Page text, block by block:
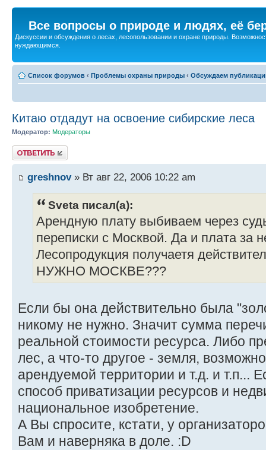
Все вопросы о природе и людях, её
Дискуссии и обсуждения о лесах, лесопользовании и охране природы.
нуждающимся.
Список форумов ‹ Проблемы охраны природы ‹ Обсуждаем
Китаю отдадут на освоение сибирские леса
Модератор: Модераторы
Ответить
greshnov» Вт авг 22, 2006 10:22 am
Sveta писал(а):
Арендную плату выбиваем через
переписки с Москвой. Да и плата за
Лесопродукция получаетя
НУЖНО МОСКВЕ???
Если бы она действительно была
никому не нужно. Значит сумма
реальной стоимости ресурса. Либо
лес, а что-то другое - земля,
арендуемой территории и т.д. и т.п...
способ приватизации ресурсов и
национальное изобретение.
А Вы спросите, кстати, у
Вам и наверняка в доле. :D